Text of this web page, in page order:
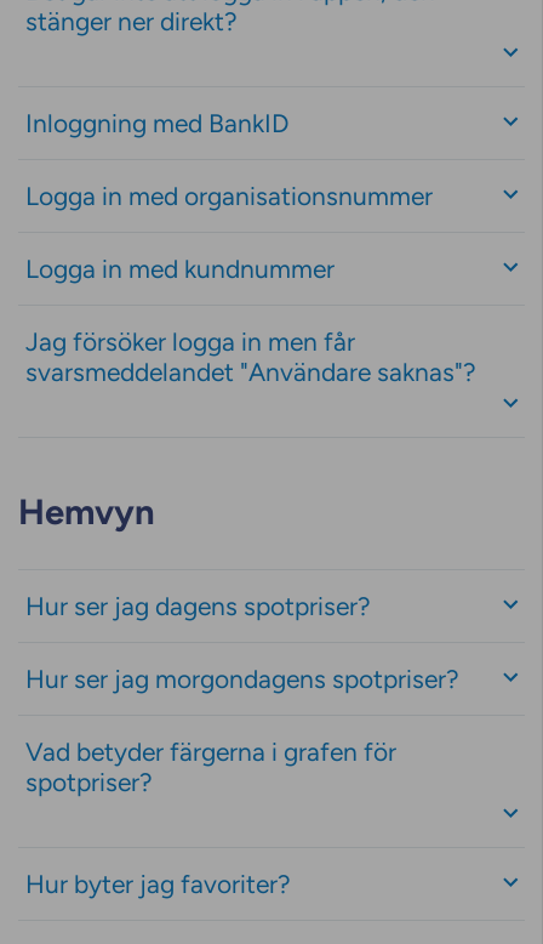
stänger ner direkt?
Inloggning med BankID
Logga in med organisationsnummer
Logga in med kundnummer
Jag försöker logga in men får
svarsmeddelandet "Användare saknas"?
Hemvyn
Hur ser jag dagens spotpriser?
Hur ser jag morgondagens spotpriser?
Vad betyder färgerna i grafen för
spotpriser?
Hur byter jag favoriter?